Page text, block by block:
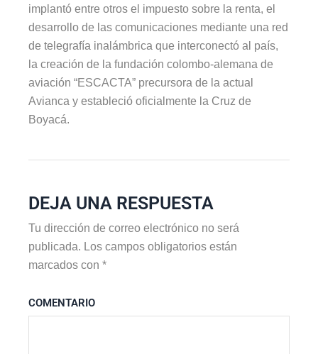
implantó entre otros el impuesto sobre la renta, el
desarrollo de las comunicaciones mediante una red
de telegrafía inalámbrica que interconectó al país,
la creación de la fundación colombo-alemana de
aviación “ESCACTA” precursora de la actual
Avianca y estableció oficialmente la Cruz de
Boyacá.
DEJA UNA RESPUESTA
Tu dirección de correo electrónico no será
publicada. Los campos obligatorios están
marcados con*
COMENTARIO